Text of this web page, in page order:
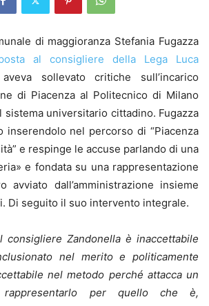
di maggioranza Stefania Fugazza
al consigliere della Lega Luca
sollevato critiche sull’incarico
di Piacenza al Politecnico di Milano
sistema universitario cittadino. Fugazza
inserendolo nel percorso di “Piacenza
e respinge le accuse parlando di una
e fondata su una rappresentazione
avviato dall’amministrazione insieme
Di seguito il suo intervento integrale.
consigliere Zandonella è inaccettabile
nel merito e politicamente
nel metodo perché attacca un
rappresentarlo per quello che è,